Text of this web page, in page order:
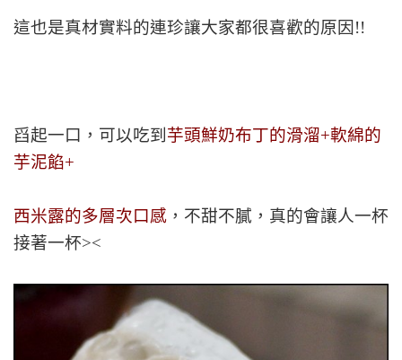
這也是真材實料的連珍讓大家都很喜歡的原因!!
舀起一口，可以吃到 芋頭鮮奶布丁的滑溜+軟綿的
芋泥餡+
西米露的多層次口感 ，不甜不膩，真的會讓人一杯
接著一杯><